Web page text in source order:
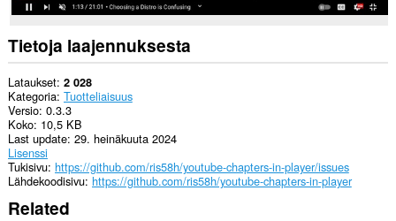
Tietoja laajennuksesta
Lataukset 2 028
Kategoria Tuotteliaisuus
Versio 0.3.3
Koko 10,5 KB
Last update 29. heinäkuuta 2024
Lisenssi
Tukisivu https://github.com/ris58h/youtube-chapters-in-player/issues
Lähdekoodisivu https://github.com/ris58h/youtube-chapters-in-player
Related